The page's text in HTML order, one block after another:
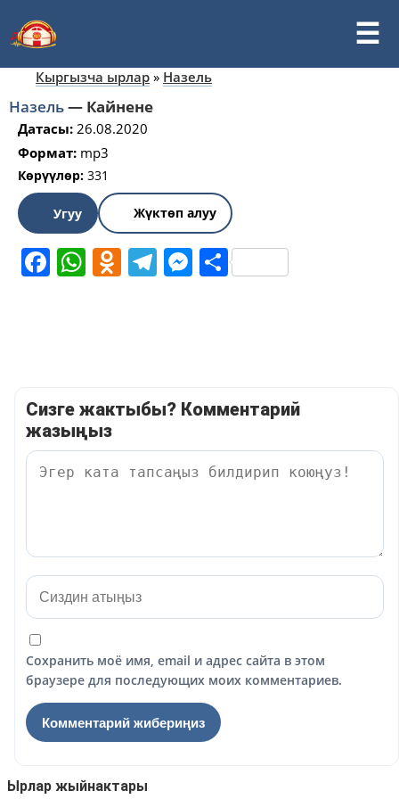
Кыргызча ырлар » Назель
Назель— Кайнене
Датасы: 26.08.2020
Формат: mp3
Көрүүлөр: 331
Угуу Жүктөп алуу
Facebook
WhatsApp
Odnoklassniki
Telegram
Messenger
Share
Сизге жактыбы? Комментарий
жазыңыз
Сохранить моё имя, email и адрес сайта в этом
браузере для последующих моих комментариев.
Ырлар жыйнактары